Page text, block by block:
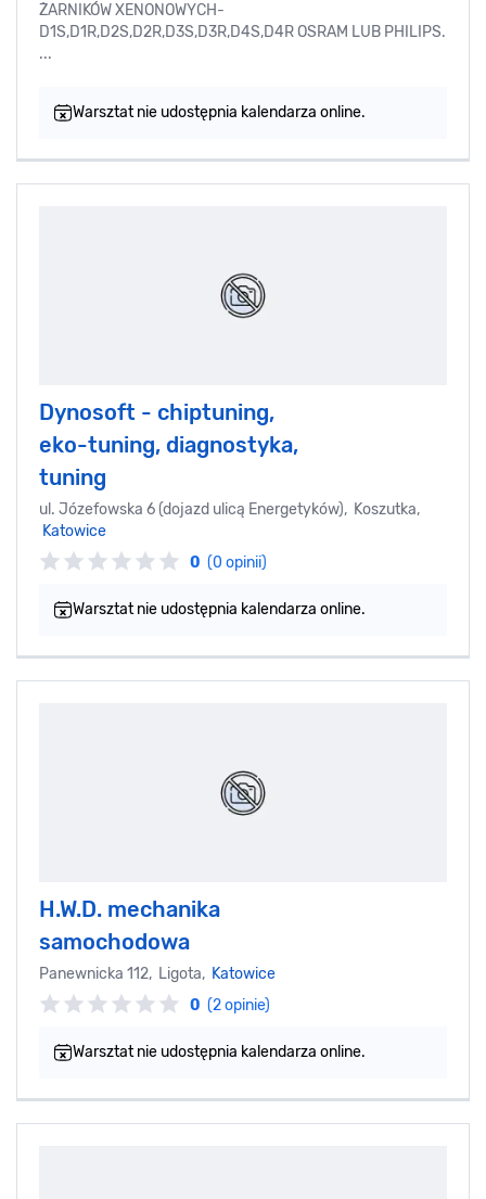
ŻARNIKÓW XENONOWYCH-
D1S,D1R,D2S,D2R,D3S,D3R,D4S,D4R OSRAM LUB PHILIPS.
...
Warsztat nie udostępnia kalendarza online.
Dynosoft - chiptuning,
eko-tuning, diagnostyka,
tuning
ul. Józefowska 6 (dojazd ulicą Energetyków), Koszutka,
Katowice
0 (0 opinii)
Warsztat nie udostępnia kalendarza online.
H.W.D. mechanika
samochodowa
Panewnicka 112, Ligota, Katowice
0 (2 opinie)
Warsztat nie udostępnia kalendarza online.